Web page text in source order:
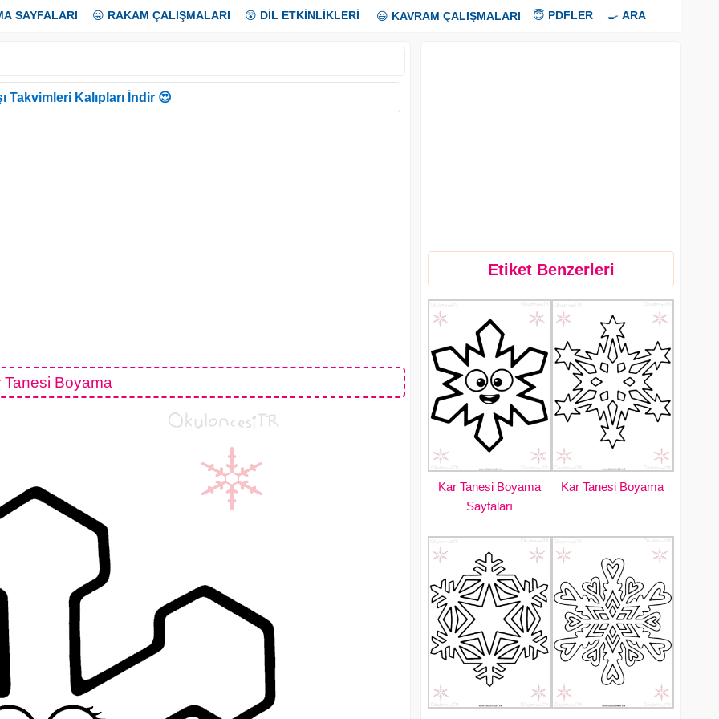
SAYFALARI 😜 RAKAM ÇALIŞMALARI 😲 DİL ETKİNLİKLERİ 😃 KAVRAM ÇALIŞMALARI 😇 PDFLER 🍳 ARA
Takvimleri Kalıpları İndir 😍
Tanesi Boyama
Etiket Benzerleri
Kar Tanesi Boyama
Sayfaları
Kar Tanesi Boyama